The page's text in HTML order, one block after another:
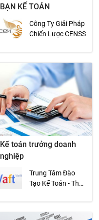
BẠN KẾ TOÁN
Công Ty Giải Pháp
Chiến Lược CENSS
Kế toán trưởng doanh
nghiệp
Trung Tâm Đào
Tạo Kế Toán - Thuế